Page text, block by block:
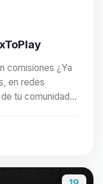
comisiones ¿Ya
en redes
tu comunidad?